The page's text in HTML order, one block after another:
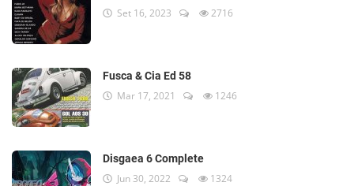
Set 16, 2023 2716
Fusca & Cia Ed 58
Mar 17, 2021 1246
Disgaea 6 Complete
Jun 30, 2022 1324